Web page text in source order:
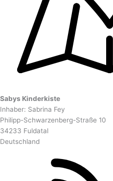
Sabys Kinderkiste
Inhaber: Sabrina Fey
Philipp-Schwarzenberg-Straße 10
34233 Fuldatal
Deutschland